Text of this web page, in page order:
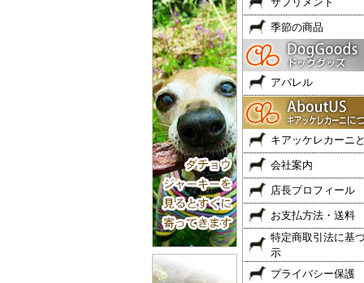
季節の商品
アパレル
キアッケレカーニ
会社案内
店長プロフィール
お支払方法・送料
特定商取引法に基
示
プライバシー保護